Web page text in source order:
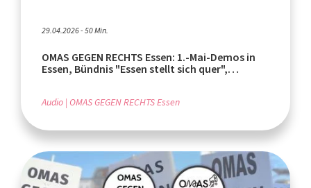
29.04.2026 - 50 Min.
OMAS GEGEN RECHTS Essen: 1.-Mai-Demos in
Essen, Bündnis "Essen stellt sich quer",
Audio OMAS GEGEN RECHTS Essen